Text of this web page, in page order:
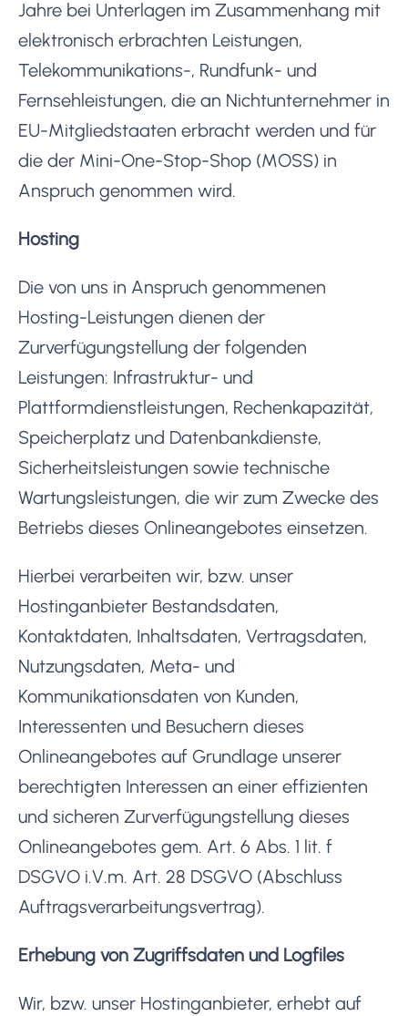
Jahre bei Unterlagen im Zusammenhang mit
elektronisch erbrachten Leistungen,
Telekommunikations-, Rundfunk- und
Fernsehleistungen, die an Nichtunternehmer in
EU-Mitgliedstaaten erbracht werden und für
die der Mini-One-Stop-Shop (MOSS) in
Anspruch genommen wird.
Hosting
Die von uns in Anspruch genommenen
Hosting-Leistungen dienen der
Zurverfügungstellung der folgenden
Leistungen: Infrastruktur- und
Plattformdienstleistungen, Rechenkapazität,
Speicherplatz und Datenbankdienste,
Sicherheitsleistungen sowie technische
Wartungsleistungen, die wir zum Zwecke des
Betriebs dieses Onlineangebotes einsetzen.
Hierbei verarbeiten wir, bzw. unser
Hostinganbieter Bestandsdaten,
Kontaktdaten, Inhaltsdaten, Vertragsdaten,
Nutzungsdaten, Meta- und
Kommunikationsdaten von Kunden,
Interessenten und Besuchern dieses
Onlineangebotes auf Grundlage unserer
berechtigten Interessen an einer effizienten
und sicheren Zurverfügungstellung dieses
Onlineangebotes gem. Art. 6 Abs. 1 lit. f
DSGVO i.V.m. Art. 28 DSGVO (Abschluss
Auftragsverarbeitungsvertrag).
Erhebung von Zugriffsdaten und Logfiles
Wir, bzw. unser Hostinganbieter, erhebt auf